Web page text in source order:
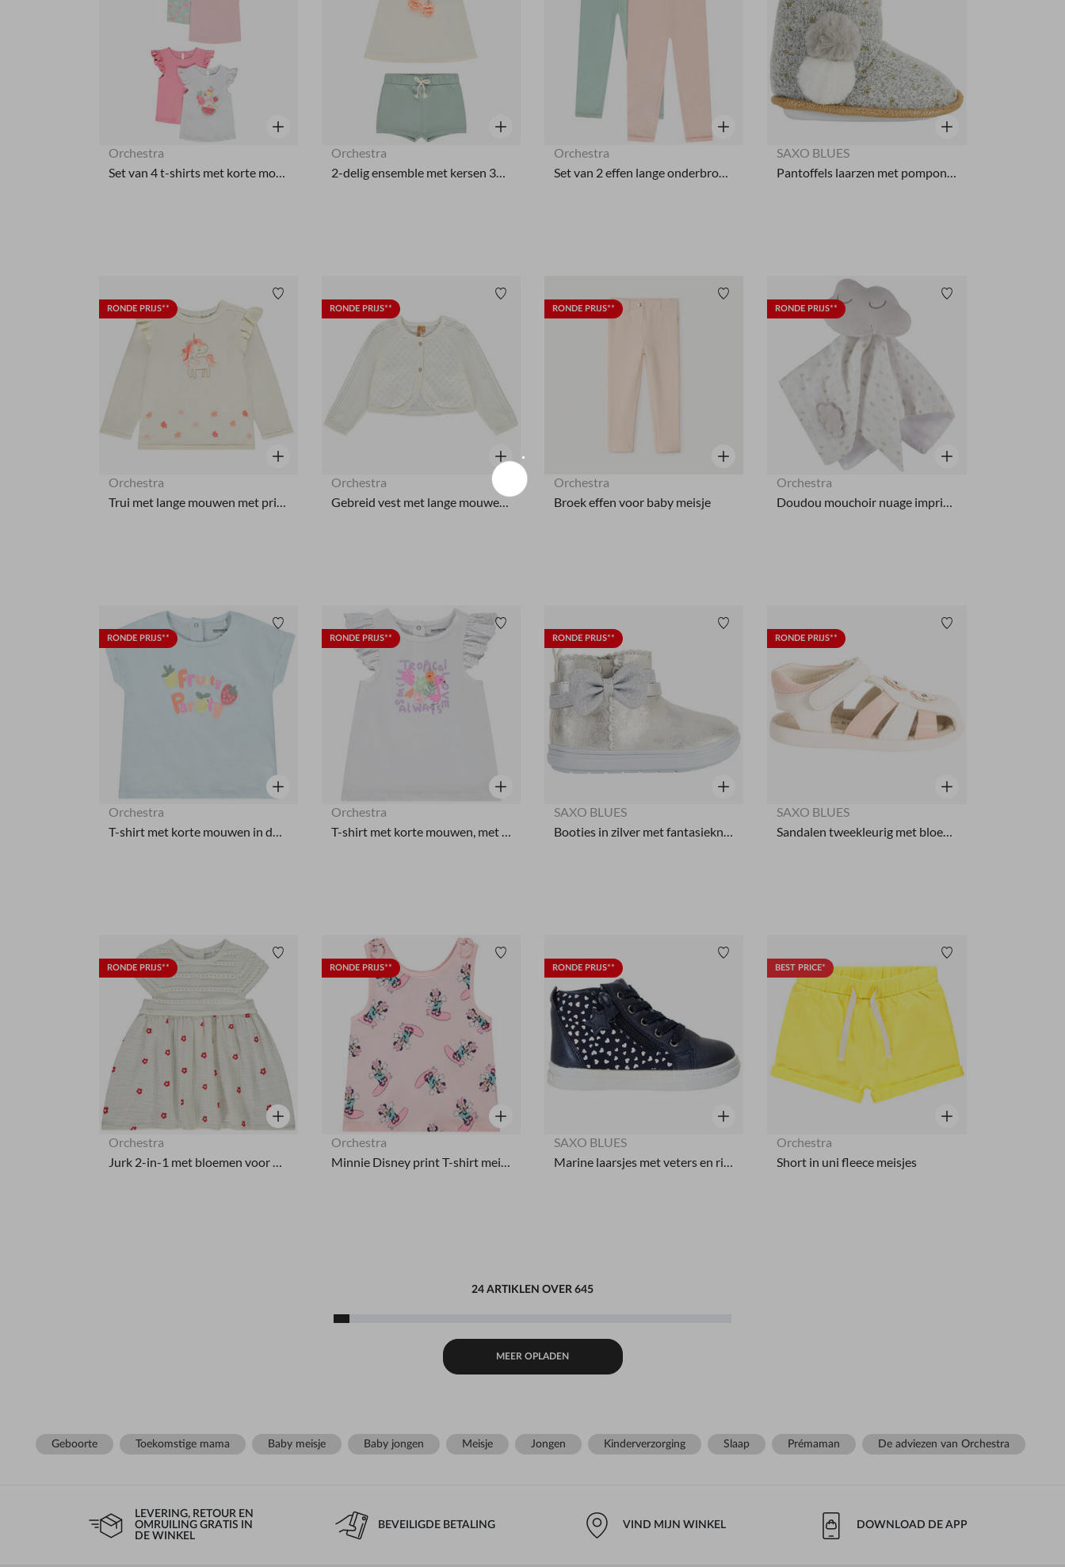
Snel overzicht
Orchestra
Set van 4 t-shirts met korte mouwen en volant meisjes
Snel overzicht
Orchestra
2-delig ensemble met kersen 3D bloemblaadjes voor meisje
Snel overzicht
Orchestra
SAXO BLUES
RONDE PRIJS** Verlanglijstje.
Snel overzicht
Orchestra
Trui met lange mouwen met print fantasie meisjes
RONDE PRIJS** Verlanglijstje.
Snel overzicht
Orchestra
Gebreid vest met lange mouwen meisjes
RONDE PRIJS** Verlanglijstje.
Snel overzicht
Orchestra
Broek effen voor baby meisje
RONDE PRIJS** Verlanglijstje.
Orchestra
Doudou mouchoir nuage imprimé gouttes de pluie pour bébé
RONDE PRIJS** Verlanglijstje.
Snel overzicht
Orchestra
T-shirt met korte mouwen in doosvorm voor meisjes
RONDE PRIJS** Verlanglijstje.
Snel overzicht
Orchestra
T-shirt met korte mouwen, met volant, glitterprint, meisjes
RONDE PRIJS** Verlanglijstje.
Snel overzicht
SAXO BLUES
Booties in zilver met fantasieknoop meisjes
RONDE PRIJS** Verlanglijstje.
SAXO BLUES
Sandalen tweekleurig met bloemen voor baby meisje
RONDE PRIJS** Verlanglijstje.
Snel overzicht
Orchestra
RONDE PRIJS** Verlanglijstje.
Snel overzicht
Orchestra
RONDE PRIJS** Verlanglijstje.
Snel overzicht
SAXO BLUES
BEST PRICE* Verlanglijstje.
Orchestra
Short in uni fleece meisjes
24 ARTIKLEN OVER 645
MEER OPLADEN
Geboorte Toekomstige mama Baby meisje Baby jongen Meisje Jongen Kinderverzorging Slaap Prémaman De adviezen van Orchestra
LEVERING, RETOUR EN
OMRUILING GRATIS IN
DE WINKEL
BEVEILIGDE BETALING VIND MIJN WINKEL DOWNLOAD DE APP